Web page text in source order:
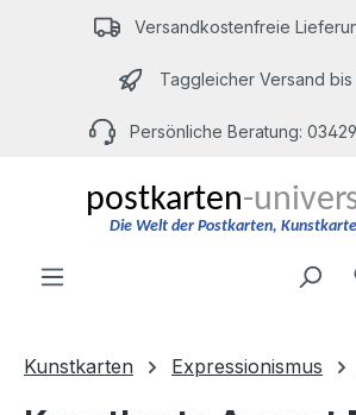
Zum Hauptinhalt springen
Versandkostenfreie
Taggleicher Versand bis
Persönliche Beratung:
Kunstkarten Expressionismus